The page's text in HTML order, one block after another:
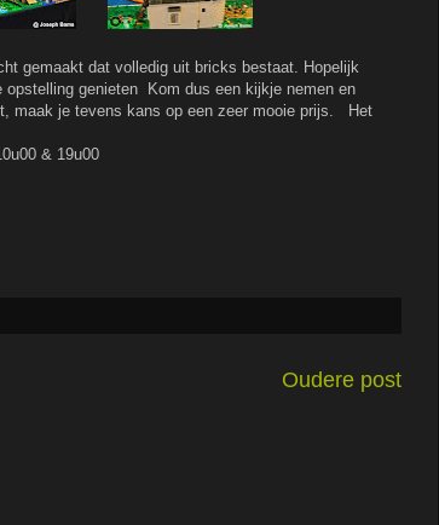
gemaakt dat volledig uit bricks bestaat. Hopelijk
opstelling genieten Kom dus een kijkje nemen en
maak je tevens kans op een zeer mooie prijs. Het
& 19u00
Oudere post